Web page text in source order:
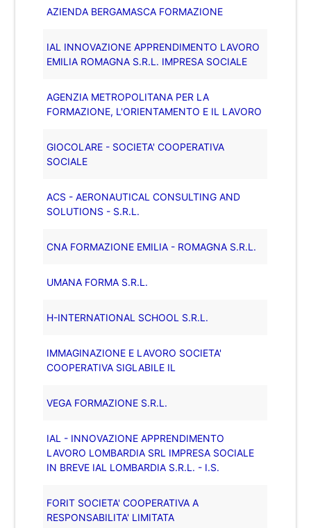
AZIENDA BERGAMASCA FORMAZIONE
IAL INNOVAZIONE APPRENDIMENTO LAVORO
EMILIA ROMAGNA S.R.L. IMPRESA SOCIALE
AGENZIA METROPOLITANA PER LA
FORMAZIONE, L'ORIENTAMENTO E IL LAVORO
GIOCOLARE - SOCIETA' COOPERATIVA
SOCIALE
ACS - AERONAUTICAL CONSULTING AND
SOLUTIONS - S.R.L.
CNA FORMAZIONE EMILIA - ROMAGNA S.R.L.
UMANA FORMA S.R.L.
H-INTERNATIONAL SCHOOL S.R.L.
IMMAGINAZIONE E LAVORO SOCIETA'
COOPERATIVA SIGLABILE IL
VEGA FORMAZIONE S.R.L.
IAL - INNOVAZIONE APPRENDIMENTO
LAVORO LOMBARDIA SRL IMPRESA SOCIALE
IN BREVE IAL LOMBARDIA S.R.L. - I.S.
FORIT SOCIETA' COOPERATIVA A
RESPONSABILITA' LIMITATA